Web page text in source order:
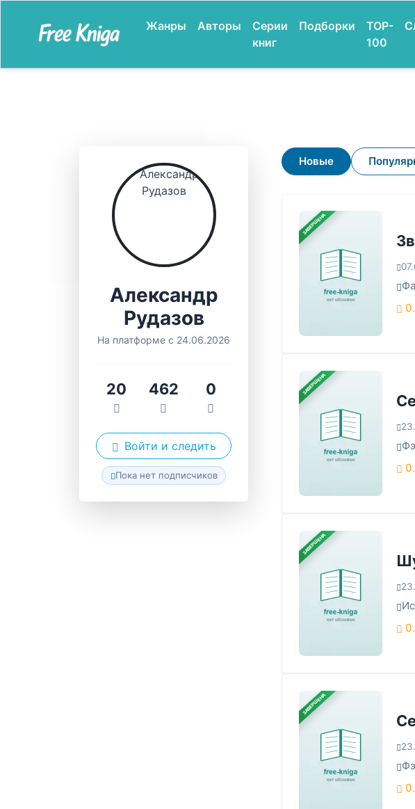
Жанры Авторы
Серии
книг
Подборки
TOP-
100
Александр
Рудазов
На платформе с 24.06.2026
20 462 0
Войти и следить
Пока нет подписчиков
Новые
ЗАВЕРШЕНА
ЗАВЕРШЕНА
ЗАВЕРШЕНА
ЗАВЕРШЕНА